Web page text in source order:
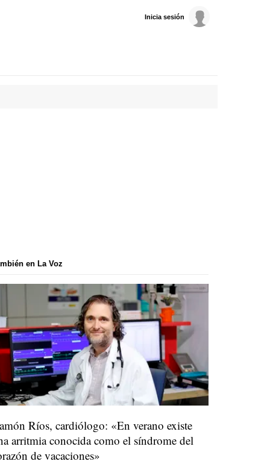
Inicia sesión
en La Voz
Ríos, cardiólogo: «En verano existe
arritmia conocida como el síndrome del
de vacaciones»